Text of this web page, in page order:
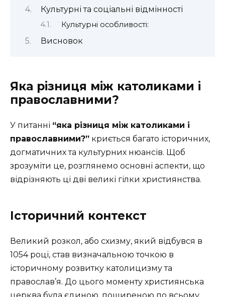
Культурні та соціальні відмінності
Культурні особливості:
Висновок
Яка різниця між католиками і
православними?
У питанні “яка різниця між католиками і
православними?” криється багато історичних,
догматичних та культурних нюансів. Щоб
зрозуміти це, розглянемо основні аспекти, що
відрізняють ці дві великі гілки християнства.
Історичний контекст
Великий розкол, або схизму, який відбувся в
1054 році, став визначальною точкою в
історичному розвитку католицизму та
православ’я. До цього моменту християнська